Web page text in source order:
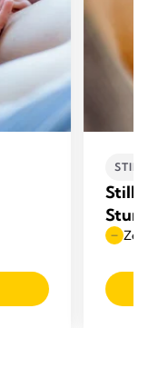
Zeit